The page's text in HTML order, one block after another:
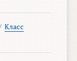
Класс